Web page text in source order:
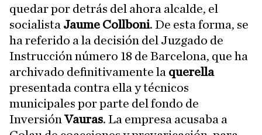
quedar por detrás del ahora alcalde, el
socialista Jaume Collboni. De esta forma, se
ha referido a la decisión del Juzgado de
Instrucción número 18 de Barcelona, que ha
archivado definitivamente la querella
presentada contra ella y técnicos
municipales por parte del fondo de
InversiónVauras. La empresa acusaba a